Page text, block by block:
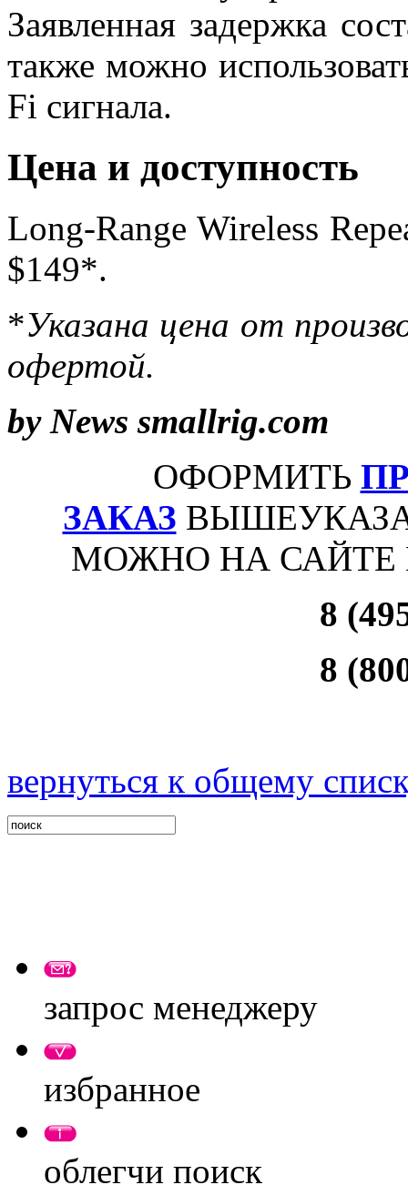
Заявленная задержка
также можно
Fi сигнала.
Цена и доступность
Long-Range Wireless
$149*.
*Указана цена от
офертой.
by News smallrig.com
ОФОРМИТЬ
ЗАКАЗ
МОЖНО НА
8
8
вернуться к общему
запрос менеджеру
избранное
облегчи поиск